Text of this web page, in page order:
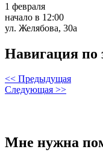
1 февраля
начало в 12:00
ул. Желябова, 30а
Навигация по
<< Предыдущая
Следующая >>
Мне нужна